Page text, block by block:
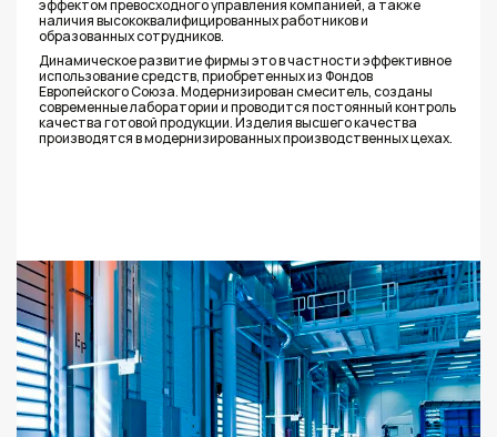
эффектом превосходного управления компанией, а также
наличия высoкоквалифицированных работников и
образованных сотрудников.
Динамическое развитие фирмы это в частности эффективное
использование средств, приобретенных из Фондов
Европейского Союза. Модернизирован смеситель, созданы
современные лаборатории и проводится постоянный контроль
качества готовой продукции. Изделия высшего качества
производятся в модернизированных производственных цехах.